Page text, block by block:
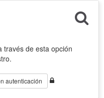
través de esta opción
autenticación